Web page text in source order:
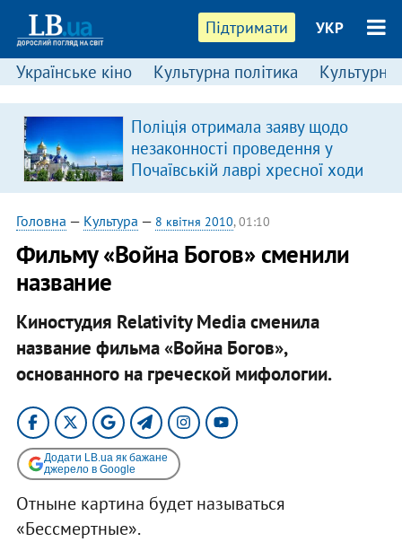
Підтримати УКР
Українське кіно Культурна політика Культурні
Поліція отримала заяву щодо
незаконності проведення у
Почаївській лаврі хресної ходи
Головна — Культура — 8 квітня 2010, 01:10
Фильму «Война Богов» сменили
название
Киностудия Relativity Media сменила
название фильма «Война Богов»,
основанного на греческой мифологии.
Додати LB.ua як бажане
джерело в Google
Отныне картина будет называться
«Бессмертные».